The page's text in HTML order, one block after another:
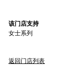
该门店支持
女士系列
返回门店列表